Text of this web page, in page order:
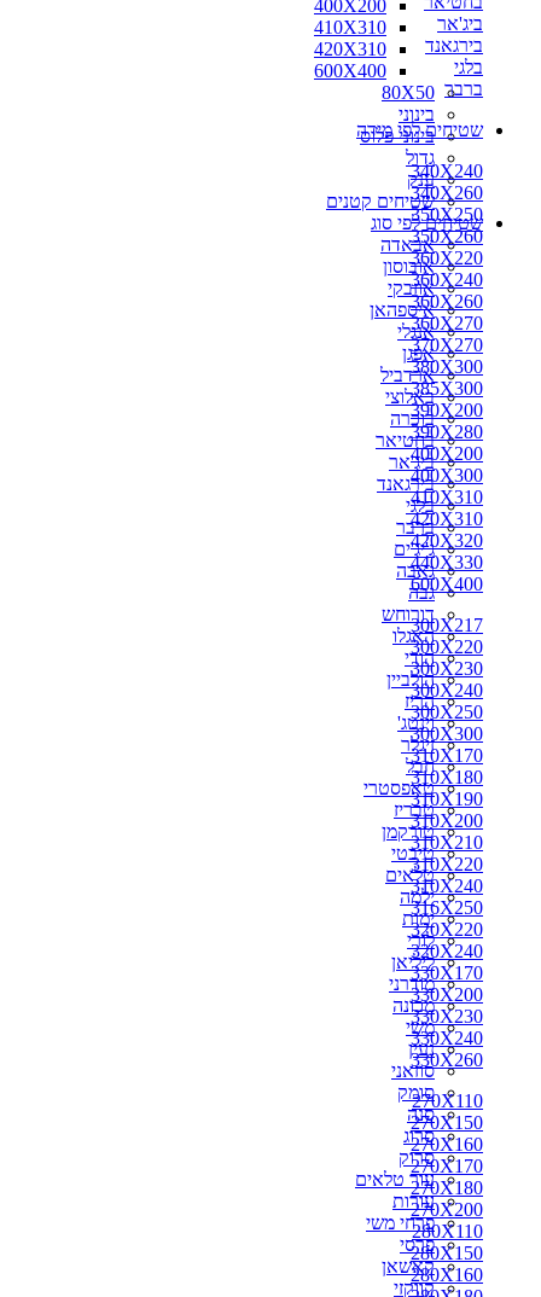
400X200
410X310
420X310
600X400
80X50
בינוני
בינוני פלוס
גדול
ענק
שטיחים קטנים
שטיחים לפי סוג
אבאדה
אובוסון
אוזבקי
איספהאן
אנגלי
אפגן
ארדביל
באלוצי
בוכרה
בחטיאר
ביג'אר
בירגאנד
בלגי
ברבר
ג'יג'ים
גאבה
גבה
דורוחש
האגלו
הודי
הולביין
הריז
וינטג'
זיגלר
חבל
טאפסטרי
טבריז
טורקמן
טיבטי
טלאים
ילמה
ימות
לורי
ליליאן
מודרני
מכונה
משי
נעין
סוזאני
סומק
סנה
סרוג
סרוק
עור טלאים
עורות
פרחי משי
פרסי
קאשאן
קווקזי
ביג'אר
בירגאנד
בלגי
ברבר
שטיחים לפי מידה
340X240
340X260
350X250
350X260
360X220
360X240
360X260
360X270
370X270
380X300
385X300
390X200
390X280
400X200
400X300
410X310
420X310
420X320
440X330
600X400
300X217
300X220
300X230
300X240
300X250
300X300
310X170
310X180
310X190
310X200
310X210
310X220
310X240
316X250
320X220
320X240
330X170
330X200
330X230
330X240
330X260
270X110
270X150
270X160
270X170
270X180
270X200
280X110
280X150
280X160